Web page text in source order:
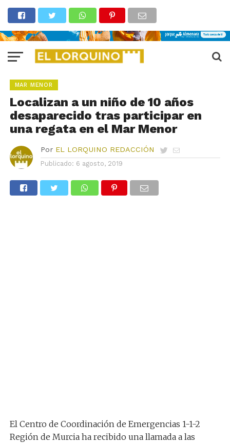
MAR MENOR
Localizan a un niño de 10 años
desaparecido tras participar en
una regata en el Mar Menor
Por EL LORQUINO REDACCIÓN
Publicado: 6 agosto, 2019
El Centro de Coordinación de Emergencias 1-1-2
Región de Murcia ha recibido una llamada a las